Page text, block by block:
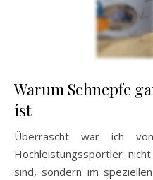
Warum Schnepfe
ist
Überrascht war ich
Hochleistungssportler
sind, sondern im